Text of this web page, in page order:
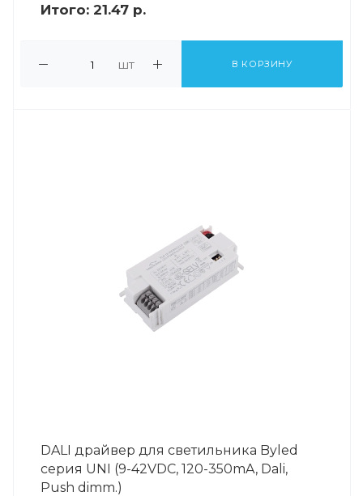
Итого: 21.47 р.
шт В КОРЗИНУ
DALI драйвер для светильника Byled
серия UNI (9-42VDC, 120-350mA, Dali,
Push dimm.)